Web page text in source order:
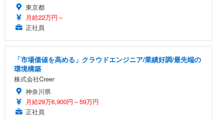
東京都
月給22万円～
正社員
「市場価値を高める」クラウドエンジニア/業績好調/最先端の
環境構築
株式会社Creer
神奈川県
月給29万6,900円～59万円
正社員